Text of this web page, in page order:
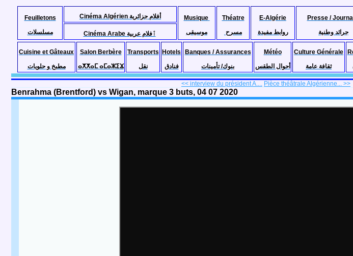
Feuilletons
مسلسلات
Cinéma Algérien أفلام جزائرية
Musique
موسيقى
Théatre
مسرح
E-Algérie
روابط مفيدة
Presse /
جرائد وطنية
Cinéma Arabe ٱفلام عربية
Cuisine et Gâteaux
مطبخ و حلويات
Salon Berbère
ⴰⵅⵅⴰⵎ ⴰⵎⴰⵣⵉⴴ
Transports
نقل
Hotels
فنادق
Banques / Assurances
بنوك/ تأمينات
Météo
أحوال الطقس
Culture Générale
ثقافة عامة
<< interview du président A.... Pièce théâtrale Algérienne... >>
Benrahma (Brentford) vs Wigan, marque 3 buts, 04 07 2020